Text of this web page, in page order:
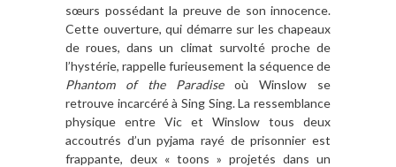
sœurs possédant la preuve de son innocence.
Cette ouverture, qui démarre sur les chapeaux
de roues, dans un climat survolté proche de
l’hystérie, rappelle furieusement la séquence de
Phantom of the Paradiseoù Winslow se
retrouve incarcéré à Sing Sing. La ressemblance
physique entre Vic et Winslow tous deux
accoutrés d’un pyjama rayé de prisonnier est
frappante, deux « toons » projetés dans un